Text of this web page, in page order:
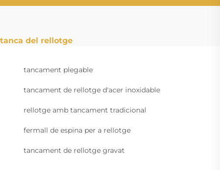
tanca del rellotge
tancament plegable
tancament de rellotge d'acer inoxidable
rellotge amb tancament tradicional
fermall de espina per a rellotge
tancament de rellotge gravat